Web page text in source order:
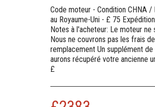
Code moteur - Condition CHNA
au Royaume-Uni - £ 75
Notes à l'acheteur: Le moteur
Nous ne couvrons pas les frais
remplacement Un supplément
aurons récupéré votre ancienne
£